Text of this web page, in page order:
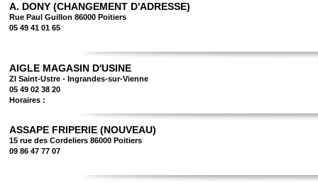
A. DONY (CHANGEMENT D'ADRESSE)
Rue Paul Guillon 86000 Poitiers
05 49 41 01 65
AIGLE MAGASIN D'USINE
ZI Saint-Ustre - Ingrandes-sur-Vienne
05 49 02 38 20
Horaires :
ASSAPE FRIPERIE (NOUVEAU)
15 rue des Cordeliers 86000 Poitiers
09 86 47 77 07